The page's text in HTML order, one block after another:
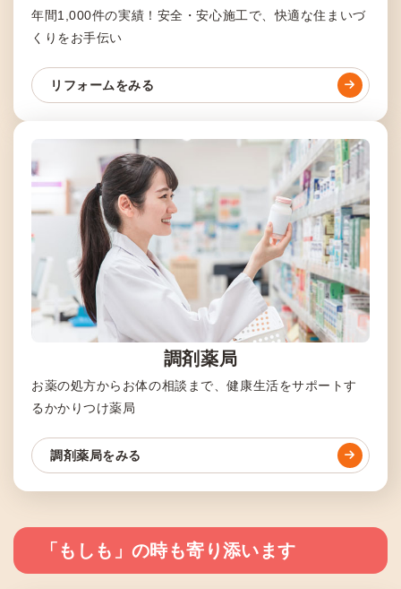
年間1,000件の実績！安全・安心施工で、快適な住まいづ
くりをお手伝い
リフォームをみる
調剤薬局
お薬の処方からお体の相談まで、健康生活をサポートす
るかかりつけ薬局
調剤薬局をみる
「もしも」の時も寄り添います